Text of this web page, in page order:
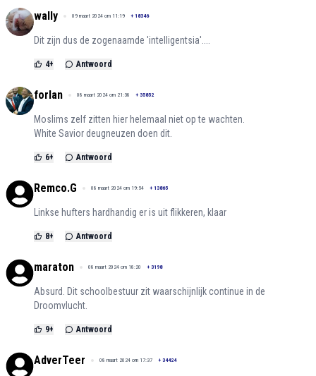
wally 09 maart 2024 om 11:19 + 18346
Dit zijn dus de zogenaamde 'intelligentsia'....
4+ Antwoord
forlan 08 maart 2024 om 21:38 + 35852
Moslims zelf zitten hier helemaal niet op te wachten.
White Savior deugneuzen doen dit.
6+ Antwoord
Remco.G 08 maart 2024 om 19:54 + 13865
Linkse hufters hardhandig er is uit flikkeren, klaar
8+ Antwoord
maraton 08 maart 2024 om 18:20 + 3198
Absurd. Dit schoolbestuur zit waarschijnlijk continue in de
Droomvlucht.
9+ Antwoord
AdverTeer 08 maart 2024 om 17:37 + 34424